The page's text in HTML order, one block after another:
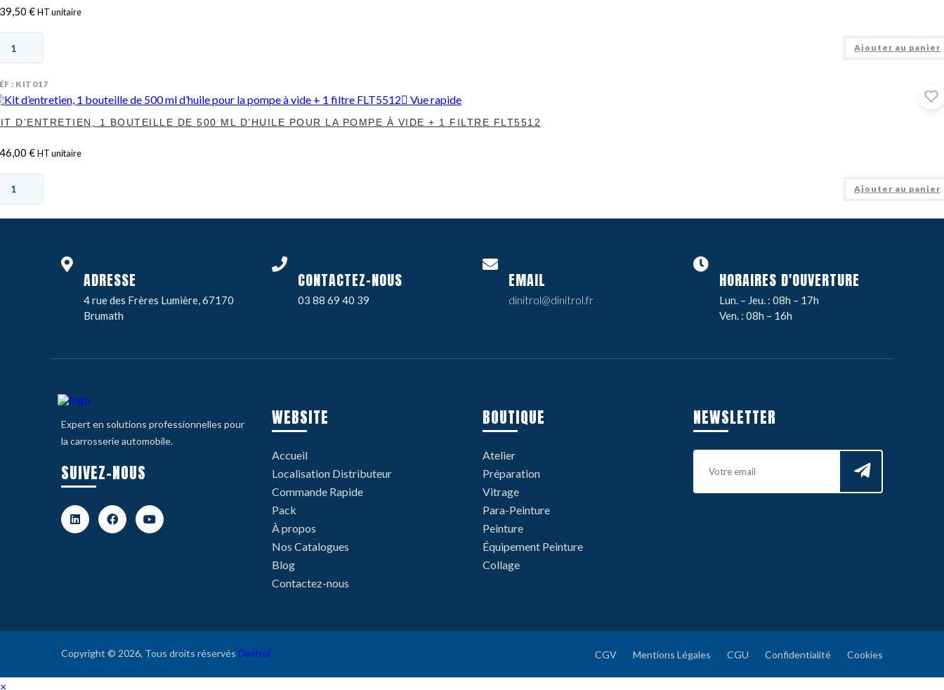
€ HT unitaire
Ajouter au panier
: KIT017
Vue rapide
D’ENTRETIEN, 1 BOUTEILLE DE 500 ML D’HUILE POUR LA POMPE À VIDE + 1 FILTRE FLT5512
€ HT unitaire
Ajouter au panier
ADRESSE
4 rue des Frères Lumière, 67170
Brumath
CONTACTEZ-NOUS
03 88 69 40 39
EMAIL
dinitrol@dinitrol.fr
HORAIRES D'OUVERTURE
Lun. – Jeu. : 08h – 17h
Ven. : 08h – 16h
Expert en solutions professionnelles pour
la carrosserie automobile.
SUIVEZ-NOUS
WEBSITE
Accueil
Localisation Distributeur
Commande Rapide
Pack
À propos
Nos Catalogues
Blog
Contactez-nous
BOUTIQUE
Atelier
Préparation
Vitrage
Para-Peinture
Peinture
Équipement Peinture
Collage
NEWSLETTER
Copyright © 2026, Tous droits réservés Dinitrol CGV Mentions Légales CGU Confidentialité Cookies
×